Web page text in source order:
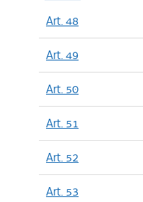
Art. 48
Art. 49
Art. 50
Art. 51
Art. 52
Art. 53